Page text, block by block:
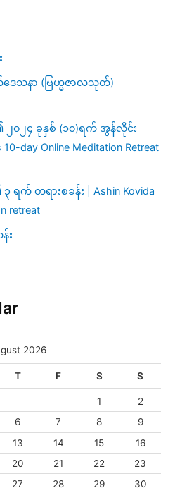
သနာ (ဗြဟ္မဇာလသုတ်)
၀၂၄ ခုနှစ် (၁၀)ရက် အွန်လိုင်း
day Online Meditation Retreat
က် တရားစခန်း | Ashin Kovida
retreat
း
2026
T F S S
1
2
6 7 8
9
13 14 15
16
20 21 22
23
27 28 29
30